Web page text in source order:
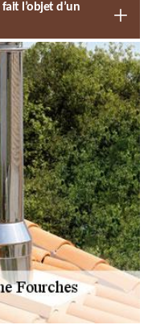
l’objet d’un